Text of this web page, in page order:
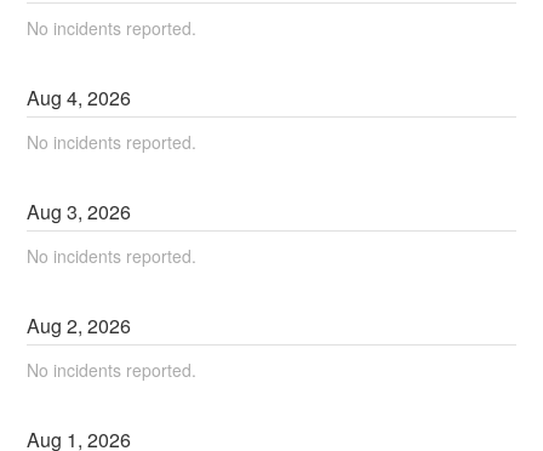
No incidents reported.
Aug4,2026
No incidents reported.
Aug3,2026
No incidents reported.
Aug2,2026
No incidents reported.
Aug 1,2026